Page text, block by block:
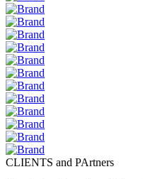
CLIENTS and PArtners